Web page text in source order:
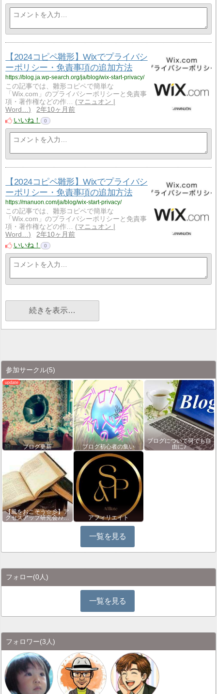
【2024コピペ雛形】Wixでプライバシ
ーポリシー・免責事項の追加方法
https://blog.ja.wp-search.org/ja/blog/wix-start-privacy/
この記事では、雛形コピペで簡単な
「Wix.com」のプライバシーポリシーと免責事
項・著作権などの作…
マニュオン |
Word…
2年10ヶ月前
いいね！
0
【2024コピペ雛形】Wixでプライバシ
ーポリシー・免責事項の追加方法
https://manuon.com/ja/blog/wix-start-privacy/
この記事では、雛形コピペで簡単な
「Wix.com」のプライバシーポリシーと免責事
項・著作権などの作…
マニュオン |
Word…
2年10ヶ月前
いいね！
0
続きを表示…
参加サークル(5)
ブログ更新 ブログ初心者の集い
ブログについて何でも自
由に♪
【風をおこそう☆彡】ア
クセスアップ研究会♪♪…
アフィリエイト
一覧を見る
フォロー(0人)
一覧を見る
フォロワー(3人)